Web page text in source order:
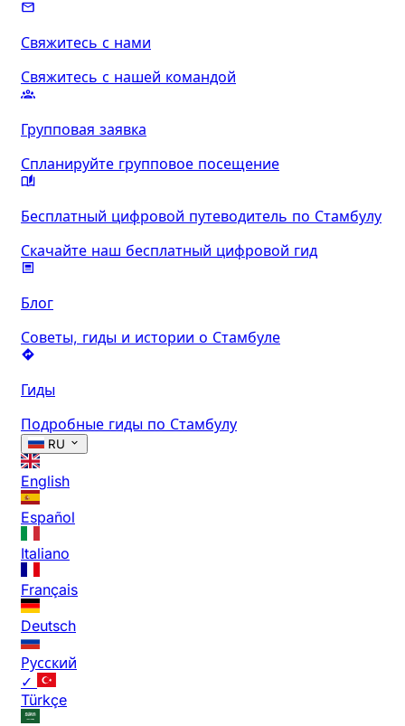
Свяжитесь с нами
Свяжитесь с нашей командой
Групповая заявка
Спланируйте групповое посещение
Бесплатный цифровой путеводитель по Стамбулу
Скачайте наш бесплатный цифровой гид
Блог
Советы, гиды и истории о Стамбуле
Гиды
Подробные гиды по Стамбулу
RU
English
Español
Italiano
Français
Deutsch
Русский
✓
Türkçe